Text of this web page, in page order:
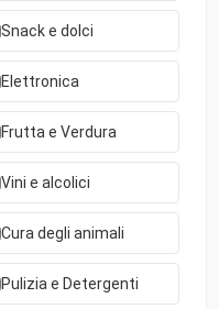
Snack e dolci
Elettronica
Frutta e Verdura
Vini e alcolici
Cura degli animali
Pulizia e Detergenti